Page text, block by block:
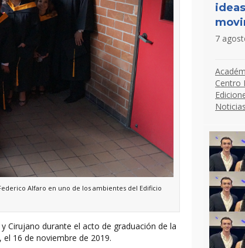
Alfaro en uno de los ambientes del Edificio
Cirujano durante el acto de graduación de la
16 de noviembre de 2019.
7
Centro
Noticias